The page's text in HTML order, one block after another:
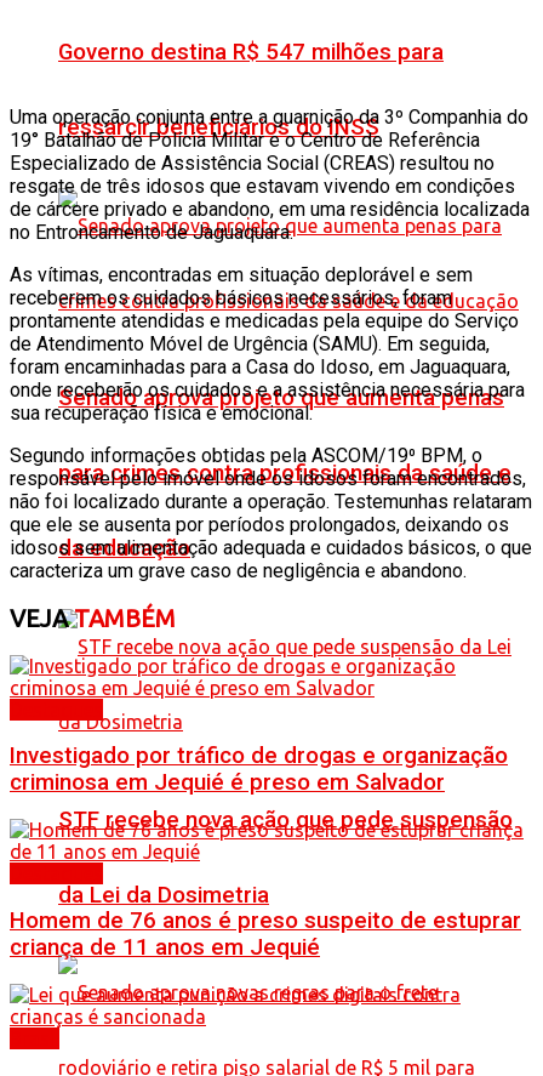
Governo destina R$ 547 milhões para
ressarcir beneficiários do INSS
Senado aprova projeto que aumenta penas
para crimes contra profissionais da saúde e
da educação
STF recebe nova ação que pede suspensão
da Lei da Dosimetria
Uma operação conjunta entre a guarnição da 3º Companhia do
19° Batalhão de Polícia Militar e o Centro de Referência
Especializado de Assistência Social (CREAS) resultou no
resgate de três idosos que estavam vivendo em condições
de cárcere privado e abandono, em uma residência localizada
no Entroncamento de Jaguaquara.
As vítimas, encontradas em situação deplorável e sem
receberem os cuidados básicos necessários, foram
prontamente atendidas e medicadas pela equipe do Serviço
de Atendimento Móvel de Urgência (SAMU). Em seguida,
foram encaminhadas para a Casa do Idoso, em Jaguaquara,
onde receberão os cuidados e a assistência necessária para
sua recuperação física e emocional.
Segundo informações obtidas pela ASCOM/19⁰ BPM, o
responsável pelo imóvel onde os idosos foram encontrados,
não foi localizado durante a operação. Testemunhas relataram
que ele se ausenta por períodos prolongados, deixando os
idosos sem alimentação adequada e cuidados básicos, o que
caracteriza um grave caso de negligência e abandono.
VEJATAMBÉM
Investigado por tráfico de drogas e organização
criminosa em Jequié é preso em Salvador
Homem de 76 anos é preso suspeito de estuprar
criança de 11 anos em Jequié